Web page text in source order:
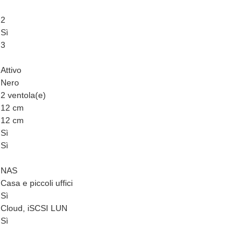
2
Sì
3
Attivo
Nero
2 ventola(e)
12 cm
12 cm
Sì
Sì
NAS
Casa e piccoli uffici
Sì
Cloud, iSCSI LUN
Sì